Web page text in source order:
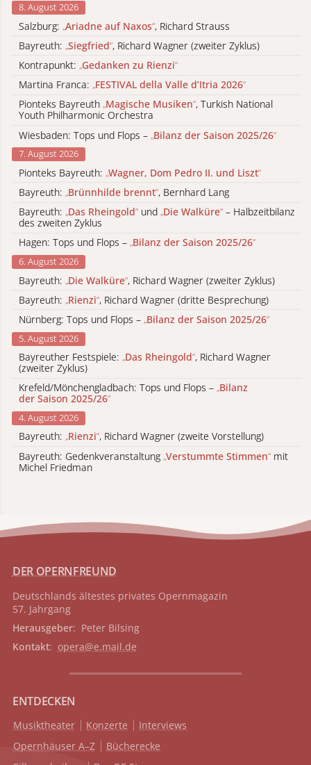
8. August 2026
Salzburg: „Ariadne auf Naxos“, Richard Strauss
Bayreuth: „Siegfried“, Richard Wagner (zweiter Zyklus)
Kontrapunkt: „Gedanken zu Rienzi“
Martina Franca: „FESTIVAL della Valle d’Itria 2026“
Pionteks Bayreuth „Magische Musiken“, Turkish National
Youth Philharmonic Orchestra
Wiesbaden: Tops und Flops – „Bilanz der Saison 2025/26“
7. August 2026
Pionteks Bayreuth: „Wagner, Dom Pedro II. und Liszt“
Bayreuth: „Brünnhilde brennt“, Bernhard Lang
Bayreuth: „Das Rheingold“ und „Die Walküre“ – Halbzeitbilanz
des zweiten Zyklus
Hagen: Tops und Flops – „Bilanz der Saison 2025/26“
6. August 2026
Bayreuth: „Die Walküre“, Richard Wagner (zweiter Zyklus)
Bayreuth: „Rienzi“, Richard Wagner (dritte Besprechung)
Nürnberg: Tops und Flops – „Bilanz der Saison 2025/26“
5. August 2026
Bayreuther Festspiele: „Das Rheingold“, Richard Wagner
(zweiter Zyklus)
Krefeld/Mönchengladbach: Tops und Flops – „Bilanz
der Saison 2025/26“
4. August 2026
Bayreuth: „Rienzi“, Richard Wagner (zweite Vorstellung)
Bayreuth: Gedenkveranstaltung „Verstummte Stimmen“ mit
Michel Friedman
DER OPERNFREUND
Deutschlands ältestes privates Opernmagazin
57. Jahrgang
Herausgeber: Peter Bilsing
Kontakt: opera@e.mail.de
ENTDECKEN
Musiktheater Konzerte
Interviews
Opernhäuser A–Z
Bücherecke